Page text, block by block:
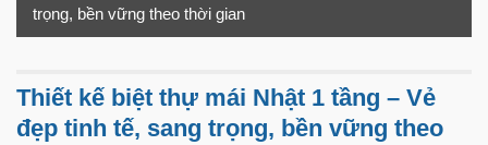
trọng, bền vững theo thời gian
Thiết kế biệt thự mái Nhật 1 tầng – Vẻ
đẹp tinh tế, sang trọng, bền vững theo